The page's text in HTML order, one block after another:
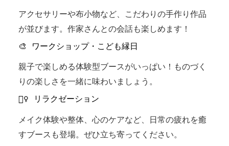
アクセサリーや布小物など、こだわりの手作り作品
が並びます。作家さんとの会話も楽しめます！
🎨 ワークショップ・こども縁日
親子で楽しめる体験型ブースがいっぱい！ものづく
りの楽しさを一緒に味わいましょう。
💆‍♀ リラクゼーション
メイク体験や整体、心のケアなど、日常の疲れを癒
すブースも登場。ぜひ立ち寄ってください。